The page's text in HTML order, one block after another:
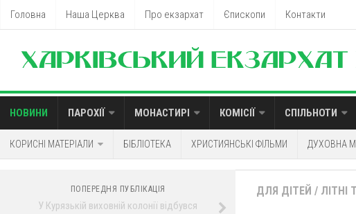
Головна Наша Церква Про екзархат Єпископи Контакти
НОВИНИ ПАРОХІЇ МОНАСТИРІ КОМІСІЇ СПІЛЬНОТИ
КОРИСНІ МАТЕРІАЛИ БІБЛІОТЕКА ХРИСТИЯНСЬКІ ФІЛЬМИ ДУХОВНА
ДЛЯ ДІТЕЙ / ЛІТНІ
ПОПЕРЕДНЯ ПУБЛІКАЦІЯ
У Курязькій виховній колонії відбувся